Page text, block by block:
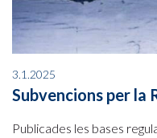
3.1.2025
Subvencions per la
Publicades les bases